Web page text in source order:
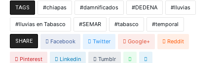
TAGS chiapas damnificados DEDENA lluvias
lluvias en Tabasco SEMAR tabasco temporal
SHARE Facebook Twitter Google+ Reddit
Pinterest Linkedin Tumblr